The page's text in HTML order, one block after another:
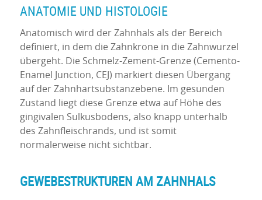
ANATOMIE UND HISTOLOGIE
Anatomisch wird der Zahnhals als der Bereich
definiert, in dem die Zahnkrone in die Zahnwurzel
übergeht. Die Schmelz-Zement-Grenze (Cemento-
Enamel Junction, CEJ) markiert diesen Übergang
auf der Zahnhartsubstanzebene. Im gesunden
Zustand liegt diese Grenze etwa auf Höhe des
gingivalen Sulkusbodens, also knapp unterhalb
des Zahnfleischrands, und ist somit
normalerweise nicht sichtbar.
GEWEBESTRUKTUREN AM ZAHNHALS